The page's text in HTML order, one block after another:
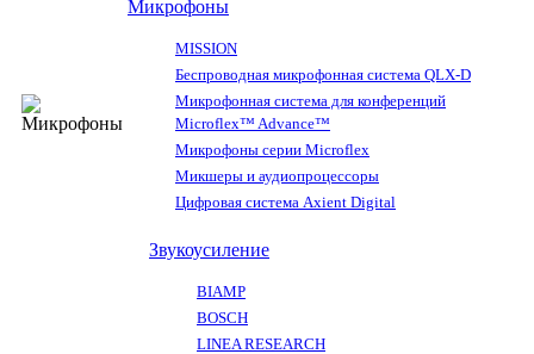
Микрофоны
MISSION
Беспроводная микрофонная система QLX-D
Микрофонная система для конференций
Microflex™ Advance™
Микрофоны серии Microflex
Микшеры и аудиопроцессоры
Цифровая система Axient Digital
Звукоусиление
BIAMP
BOSCH
LINEA RESEARCH